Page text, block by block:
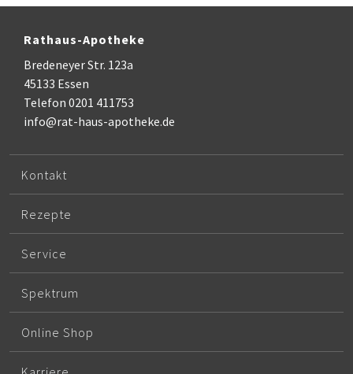
Rathaus-Apotheke
Bredeneyer Str. 123a
45133 Essen
Telefon 0201 411753
info@rat-haus-apotheke.de
Kontakt
Rezepte
Service
Spektrum
Online Shop